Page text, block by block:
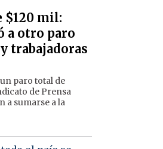
$120 mil:
a otro paro
trabajadoras
paro total de
de Prensa
a sumarse a la